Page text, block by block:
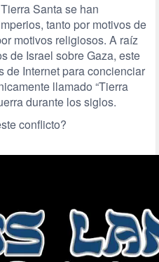
Santa se han
tanto por motivos de
motivos religiosos. A raíz
de Israel sobre Gaza, este
de Internet para concienciar
llamado “Tierra
durante los siglos.
conflicto?